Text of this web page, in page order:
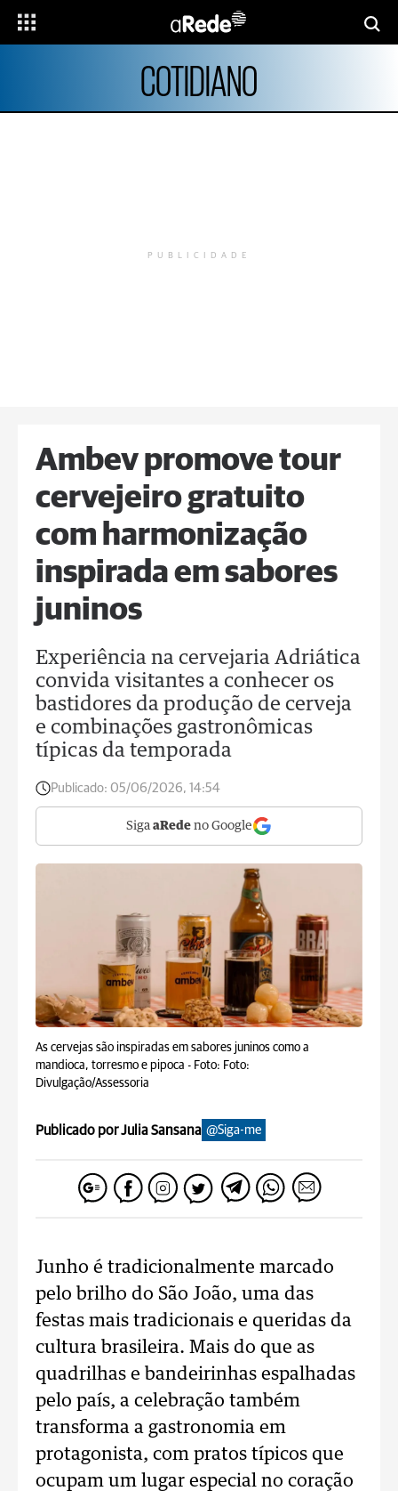
COTIDIANO
PUBLICIDADE
Ambev promove tour
cervejeiro gratuito
com harmonização
inspirada em sabores
juninos
Experiência na cervejaria Adriática
convida visitantes a conhecer os
bastidores da produção de cerveja
e combinações gastronômicas
típicas da temporada
Publicado: 05/06/2026, 14:54
Siga aRede no Google
As cervejas são inspiradas em sabores juninos como a
mandioca, torresmo e pipoca - Foto: Foto:
Divulgação/Assessoria
Publicado por Julia Sansana @Siga-me
Junho é tradicionalmente marcado
pelo brilho do São João, uma das
festas mais tradicionais e queridas da
cultura brasileira. Mais do que as
quadrilhas e bandeirinhas espalhadas
pelo país, a celebração também
transforma a gastronomia em
protagonista, com pratos típicos que
ocupam um lugar especial no coração